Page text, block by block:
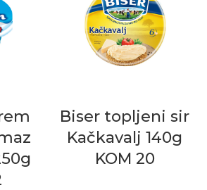
Biser topljeni sir
Kačkavalj 140g
KOM 20